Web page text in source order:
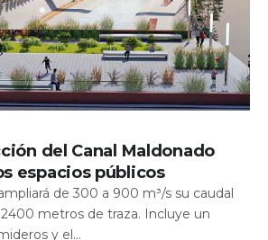
del Canal Maldonado
espacios públicos
de 300 a 900 m³/s su caudal
metros de traza. Incluye un
y el...